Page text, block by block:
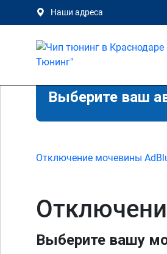
Наши адреса
Выберите ваш
Отключение мочевины
Выберите вашу